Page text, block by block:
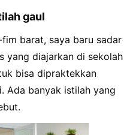
gaul
barat, saya baru sadar
yang diajarkan di sekolah
bisa dipraktekkan
Ada banyak istilah yang